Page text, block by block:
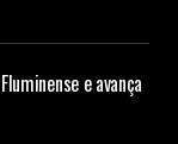
e avança